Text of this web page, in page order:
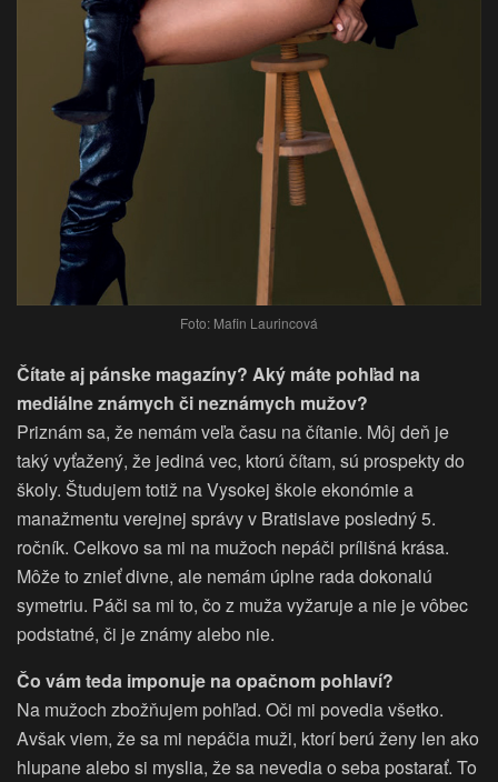
Foto: Mafin Laurincová
Čítate aj pánske magazíny? Aký máte pohľad na
mediálne známych či neznámych mužov?
Priznám sa, že nemám veľa času na čítanie. Môj deň je
taký vyťažený, že jediná vec, ktorú čítam, sú prospekty do
školy. Študujem totiž na Vysokej škole ekonómie a
manažmentu verejnej správy v Bratislave posledný 5.
ročník. Celkovo sa mi na mužoch nepáči prílišná krása.
Môže to znieť divne, ale nemám úplne rada dokonalú
symetriu. Páči sa mi to, čo z muža vyžaruje a nie je vôbec
podstatné, či je známy alebo nie.
Čo vám teda imponuje na opačnom pohlaví?
Na mužoch zbožňujem pohľad. Oči mi povedia všetko.
Avšak viem, že sa mi nepáčia muži, ktorí berú ženy len ako
hlupane alebo si myslia, že sa nevedia o seba postarať. To